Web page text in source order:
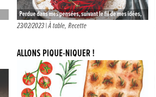
Perdue dans mes pensées, suivant le fil de mes idées,
je tente de tisser un nouveau sujet. Que vais-je bien…
23/02/2023 |À table, Recette
ALLONS PIQUE-NIQUER !